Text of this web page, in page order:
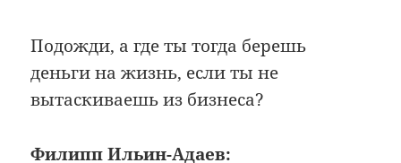
Подожди, а где ты тогда берешь
деньги на жизнь, если ты не
вытаскиваешь из бизнеса?
Филипп Ильин-Адаев: